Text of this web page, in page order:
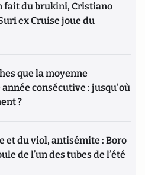
fait du brukini, Cristiano
ex Cruise joue du
que la moyenne
consécutive : jusqu'où
?
et du viol, antisémite : Boro
de l’un des tubes de l’été